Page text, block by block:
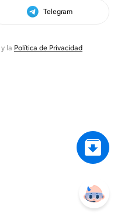
Telegram
y la Política de Privacidad